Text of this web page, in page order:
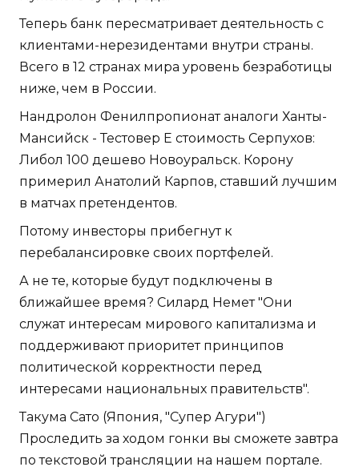
Теперь банк пересматривает деятельность с
клиентами-нерезидентами внутри страны.
Всего в 12 странах мира уровень безработицы
ниже, чем в России.
Нандролон Фенилпропионат аналоги Ханты-
Мансийск - Тестовер Е стоимость Серпухов:
Либол 100 дешево Новоуральск. Корону
примерил Анатолий Карпов, ставший лучшим
в матчах претендентов.
Потому инвесторы прибегнут к
перебалансировке своих портфелей.
А не те, которые будут подключены в
ближайшее время? Силард Немет "Они
служат интересам мирового капитализма и
поддерживают приоритет принципов
политической корректности перед
интересами национальных правительств".
Такума Сато (Япония, "Супер Агури")
Проследить за ходом гонки вы сможете завтра
по текстовой трансляции на нашем портале.